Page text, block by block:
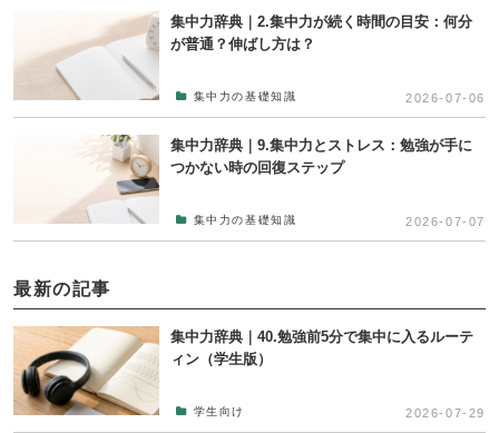
集中力辞典｜2.集中力が続く時間の目安：何分
が普通？伸ばし方は？
集中力の基礎知識 2026-07-06
集中力辞典｜9.集中力とストレス：勉強が手に
つかない時の回復ステップ
集中力の基礎知識 2026-07-07
最新の記事
集中力辞典｜40.勉強前5分で集中に入るルーテ
ィン（学生版）
学生向け 2026-07-29